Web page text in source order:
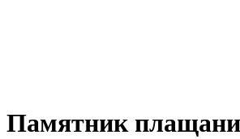
Памятник